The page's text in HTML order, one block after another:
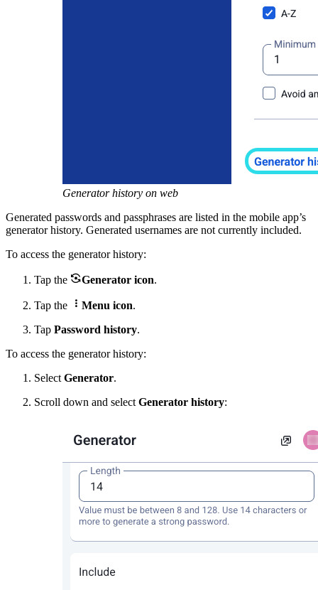
Generator history on web
Generated passwords and passphrases are listed in the mobile app’s
generator history. Generated usernames are not currently included.
To access the generator history:
Tap the Generator icon.
Tap the  Menu icon.
Tap Password history.
To access the generator history:
Select Generator.
Scroll down and select Generator history: